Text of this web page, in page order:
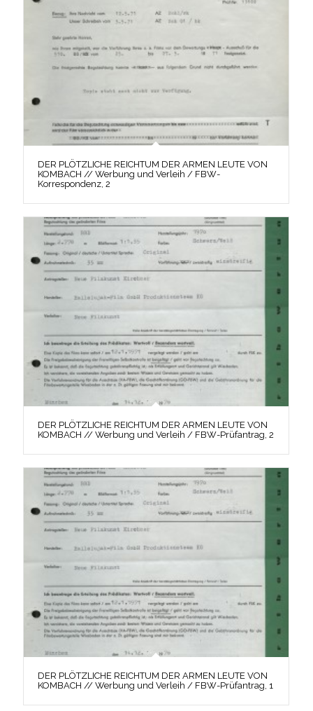
DER PLÖTZLICHE REICHTUM DER ARMEN LEUTE VON
KOMBACH // Werbung und Verleih / FBW-
Korrespondenz, 2
DER PLÖTZLICHE REICHTUM DER ARMEN LEUTE VON
KOMBACH // Werbung und Verleih / FBW-Prüfantrag, 2
DER PLÖTZLICHE REICHTUM DER ARMEN LEUTE VON
KOMBACH // Werbung und Verleih / FBW-Prüfantrag, 1